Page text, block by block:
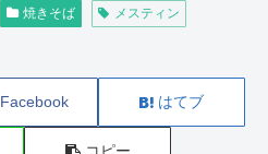
焼きそば
メスティン
Facebook はてブ